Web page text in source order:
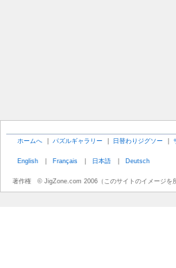
ホームへ | パズルギャラリー | 日替わりジグソー |
English | Français | 日本語 | Deutsch
著作権 © JigZone.com 2006（このサイトのイメージを